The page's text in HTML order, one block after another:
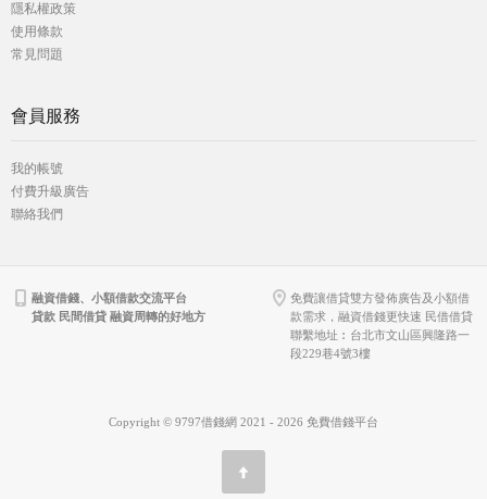
隱私權政策
使用條款
常見問題
會員服務
我的帳號
付費升級廣告
聯絡我們
融資借錢、小額借款交流平台
貸款 民間借貸 融資周轉的好地方
免費讓借貸雙方發佈廣告及小額借
款需求，融資借錢更快速 民借借貸
聯繫地址︰台北市文山區興隆路一
段229巷4號3樓
Copyright © 9797借錢網 2021 - 2026 免費借錢平台